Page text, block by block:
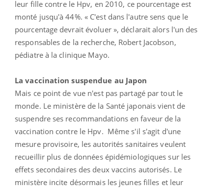
leur fille contre le Hpv, en 2010, ce pourcentage est
monté jusqu'à 44%. « C'est dans l'autre sens que le
pourcentage devrait évoluer », déclarait alors l'un des
responsables de la recherche, Robert Jacobson,
pédiatre à la clinique Mayo.
La vaccination suspendue au Japon
Mais ce point de vue n'est pas partagé par tout le
monde. Le ministère de la Santé japonais vient de
suspendre ses recommandations en faveur de la
vaccination contre le Hpv. Même s'il s'agit d'une
mesure provisoire, les autorités sanitaires veulent
recueillir plus de données épidémiologiques sur les
effets secondaires des deux vaccins autorisés. Le
ministère incite désormais les jeunes filles et leur